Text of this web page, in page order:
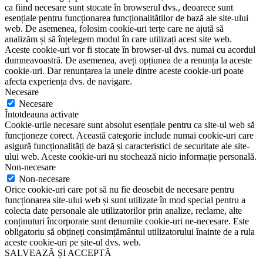
ca fiind necesare sunt stocate în browserul dvs., deoarece sunt
esențiale pentru funcționarea funcționalităților de bază ale site-ului
web. De asemenea, folosim cookie-uri terțe care ne ajută să
analizăm și să înțelegem modul în care utilizați acest site web.
Aceste cookie-uri vor fi stocate în browser-ul dvs. numai cu acordul
dumneavoastră. De asemenea, aveți opțiunea de a renunța la aceste
cookie-uri. Dar renunțarea la unele dintre aceste cookie-uri poate
afecta experiența dvs. de navigare.
Necesare
Necesare
Întotdeauna activate
Cookie-urile necesare sunt absolut esențiale pentru ca site-ul web să
funcționeze corect. Această categorie include numai cookie-uri care
asigură funcționalități de bază și caracteristici de securitate ale site-
ului web. Aceste cookie-uri nu stochează nicio informație personală.
Non-necesare
Non-necesare
Orice cookie-uri care pot să nu fie deosebit de necesare pentru
funcționarea site-ului web și sunt utilizate în mod special pentru a
colecta date personale ale utilizatorilor prin analize, reclame, alte
conținuturi încorporate sunt denumite cookie-uri ne-necesare. Este
obligatoriu să obțineți consimțământul utilizatorului înainte de a rula
aceste cookie-uri pe site-ul dvs. web.
SALVEAZĂ ȘI ACCEPTĂ